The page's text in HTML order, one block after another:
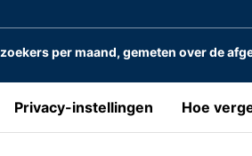
per maand, gemeten over de
Privacy-instellingen Hoe